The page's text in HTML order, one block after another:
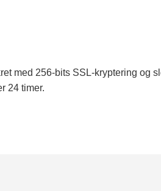
med 256-bits SSL-kryptering og
24 timer.